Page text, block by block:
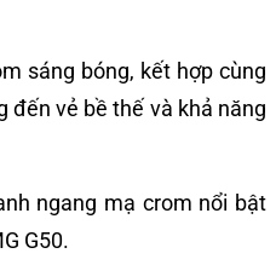
sáng bóng, kết hợp cùng
đến vẻ bề thế và khả năng
ngang mạ crom nổi bật
G50.